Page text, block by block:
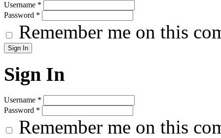
Username *
Password *
Remember me on this
Sign In
Username *
Password *
Remember me on this